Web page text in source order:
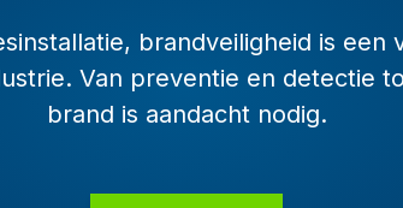
brandveiligheid is een
Van preventie en detectie
brand is aandacht nodig.